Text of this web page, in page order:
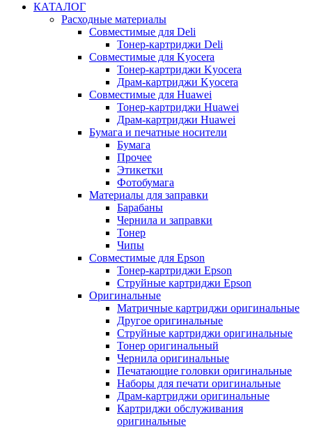
КАТАЛОГ
Расходные материалы
Совместимые для Deli
Тонер-картриджи Deli
Совместимые для Kyocera
Тонер-картриджи Kyocera
Драм-картриджи Kyocera
Совместимые для Huawei
Тонер-картриджи Huawei
Драм-картриджи Huawei
Бумага и печатные носители
Бумага
Прочее
Этикетки
Фотобумага
Материалы для заправки
Барабаны
Чернила и заправки
Тонер
Чипы
Совместимые для Epson
Тонер-картриджи Epson
Струйные картриджи Epson
Оригинальные
Матричные картриджи оригинальные
Другое оригинальные
Струйные картриджи оригинальные
Тонер оригинальный
Чернила оригинальные
Печатающие головки оригинальные
Наборы для печати оригинальные
Драм-картриджи оригинальные
Картриджи обслуживания
оригинальные